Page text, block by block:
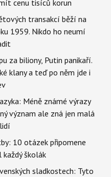
cenu tisíců korun
transakcí běží na
1959. Nikdo ho neumí
za biliony, Putin panikaří.
klany a teď po něm jde i
Méně známé výrazy
význam ale zná jen malá
10 otázek připomene
každý školák
sladkostech: Tyto